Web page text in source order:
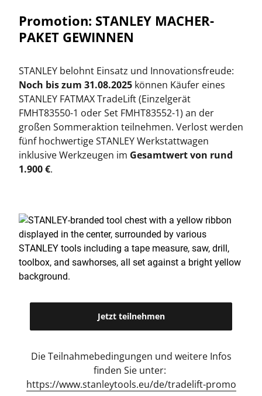
Promotion: STANLEY MACHER-
PAKET GEWINNEN
STANLEY belohnt Einsatz und Innovationsfreude:
Noch bis zum 31.08.2025 können Käufer eines
STANLEY FATMAX TradeLift (Einzelgerät
FMHT83550-1 oder Set FMHT83552-1) an der
großen Sommeraktion teilnehmen. Verlost werden
fünf hochwertige STANLEY Werkstattwagen
inklusive Werkzeugen im Gesamtwert von rund
1.900 €.
Jetzt teilnehmen
Die Teilnahmebedingungen und weitere Infos
finden Sie unter:
https://www.stanleytools.eu/de/tradelift-promo